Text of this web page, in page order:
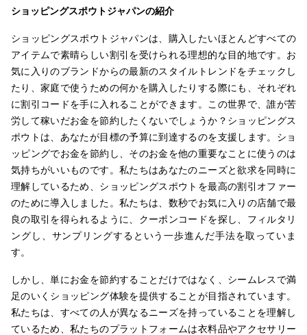
ショッピングスポウトジャパンの紹介
ショッピングスポウトジャパンは、購入したいほとんどすべての
アイテムで素晴らしい割引を受けられる理想的な目的地です。お
気に入りのブランドからの最新のスタイルトレンドをチェックし
たり、家庭で使うための何かを購入したりする際にも、それぞれ
に割引コードを手に入れることができます。この世界で、誰が苦
労して稼いだお金を節約したくないでしょうか？ショッピングス
ポウトは、あなたが目標の予算に到達するのを支援します。ショ
ッピングでお金を節約し、そのお金を他の重要なことに使うのは
気持ちがいいものです。私たちはあなたのニーズと欲求を同時に
理解しているため、ショッピングスポウトを最高の割引オファー
のために導入しました。私たちは、数秒でお気に入りの店舗で最
良の取引を得られるように、クーポンコードを探し、フィルタリ
ングし、サンプリングするという一歩進んだ手法を取っていま
す。
しかし、単にお金を節約することだけではなく、シームレスで満
足のいくショッピング体験を提供することが目指されています。
私たちは、すべての人が異なるニーズを持っていることを理解し
ているため、私たちのプラットフォームは衣料品やアクセサリー